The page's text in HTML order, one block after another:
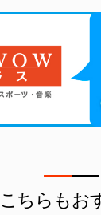
こちらもお